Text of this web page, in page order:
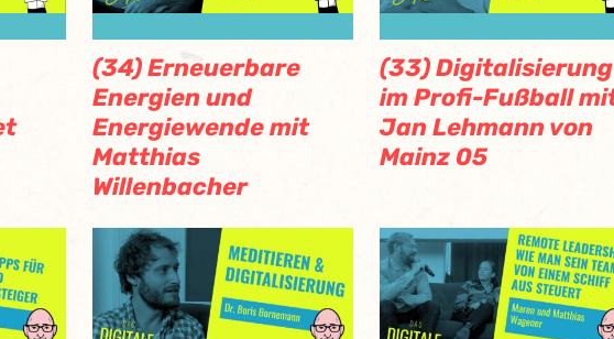
(34) Erneuerbare
Energien und
Energiewende mit
Matthias
Willenbacher
(33) Digitalisierung
im Profi-Fußball
Jan Lehmann von
Mainz 05